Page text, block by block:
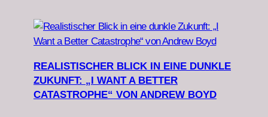
REALISTISCHER BLICK IN EINE DUNKLE
ZUKUNFT: „I WANT A BETTER
CATASTROPHE“ VON ANDREW BOYD